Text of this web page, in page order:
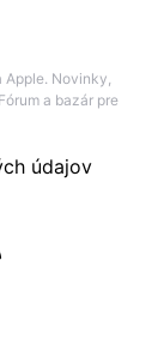
Novinky,
a bazár pre
údajov